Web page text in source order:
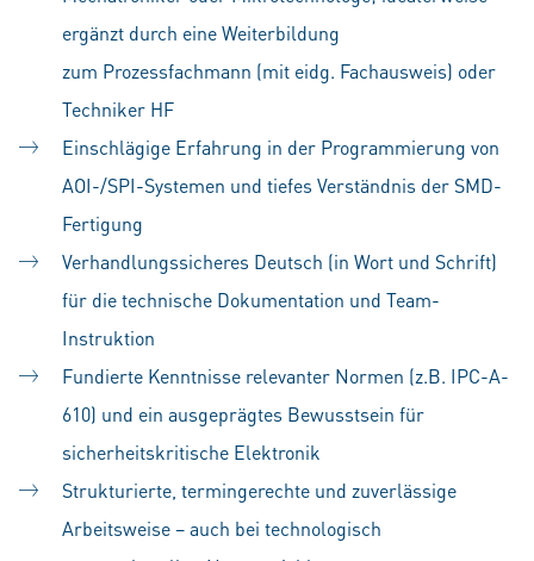
ergänzt durch eine Weiterbildung
zum Prozessfachmann (mit eidg. Fachausweis) oder
Techniker HF
Einschlägige Erfahrung in der Programmierung von
AOI-/SPI-Systemen und tiefes Verständnis der SMD-
Fertigung
Verhandlungssicheres Deutsch (in Wort und Schrift)
für die technische Dokumentation und Team-
Instruktion
Fundierte Kenntnisse relevanter Normen (z.B. IPC-A-
610) und ein ausgeprägtes Bewusstsein für
sicherheitskritische Elektronik
Strukturierte, termingerechte und zuverlässige
Arbeitsweise – auch bei technologisch